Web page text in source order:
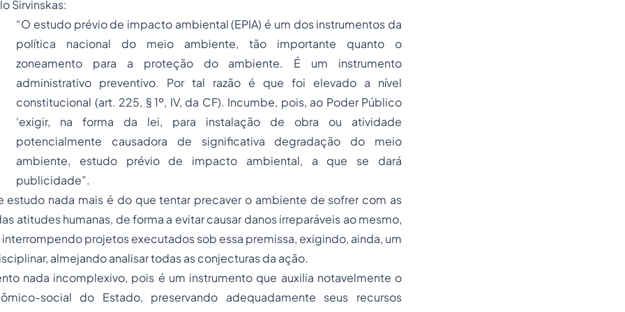
Sirvinskas:
“O estudo prévio de impacto ambiental (EPIA) é um dos instrumentos da
política nacional do meio ambiente, tão importante quanto o
zoneamento para a proteção do ambiente. É um instrumento
administrativo preventivo. Por tal razão é que foi elevado a nível
constitucional (art. 225, § 1º, IV, da CF). Incumbe, pois, ao Poder Público
‘exigir, na forma da lei, para instalação de obra ou atividade
potencialmente causadora de significativa degradação do meio
ambiente, estudo prévio de impacto ambiental, a que se dará
publicidade”.
estudo nada mais é do que tentar precaver o ambiente de sofrer com as
atitudes humanas, de forma a evitar causar danos irreparáveis ao mesmo,
projetos executados sob essa premissa, exigindo, ainda, um
almejando analisar todas as conjecturas da ação.
nada incomplexivo, pois é um instrumento que auxilia notavelmente o
social do Estado, preservando adequadamente seus recursos